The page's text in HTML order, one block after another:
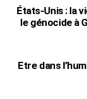
États-Unis : la
le génocide à
Etre dans